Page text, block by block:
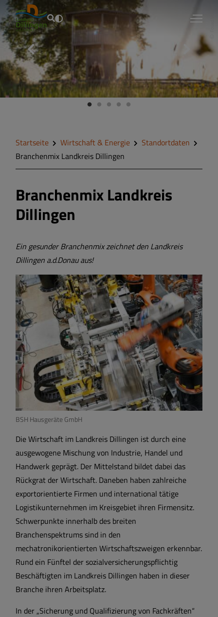
Fouad Vollmer
Startseite Wirtschaft & Energie
Standortdaten
Branchenmix Landkreis Dillingen
Branchenmix Landkreis
Dillingen
Ein gesunder Branchenmix zeichnet den Landkreis
Dillingen a.d.Donau aus!
BSH Hausgeräte GmbH
BSH Hausgeräte GmbH
Die Wirtschaft im Landkreis Dillingen ist durch eine
ausgewogene Mischung von Industrie, Handel und
Handwerk geprägt. Der Mittelstand bildet dabei das
Rückgrat der Wirtschaft. Daneben haben zahlreiche
exportorientierte Firmen und international tätige
Logistikunternehmen im Kreisgebiet ihren Firmensitz.
Schwerpunkte innerhalb des breiten
Branchenspektrums sind in den
mechatronikorientierten Wirtschaftszweigen erkennbar.
Rund ein Fünftel der sozialversicherungspflichtig
Beschäftigten im Landkreis Dillingen haben in dieser
Branche ihren Arbeitsplatz.
In der „Sicherung und Qualifizierung von Fachkräften“